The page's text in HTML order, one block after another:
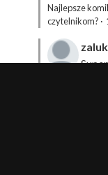
Najlepsze
czytelnikom? ·